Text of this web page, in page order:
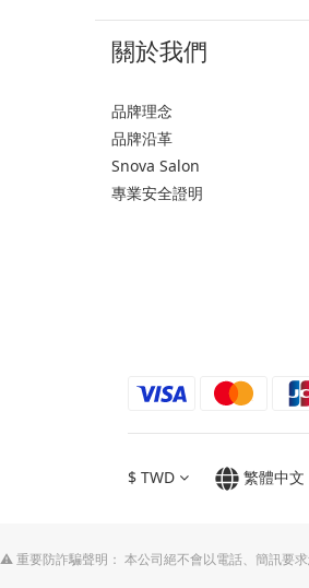
關於我們
品牌理念
品牌沿革
Snova Salon
專業安全證明
$ TWD 繁體中文
⚠️ 重要防詐騙聲明： 本公司絕不會以電話、簡訊要